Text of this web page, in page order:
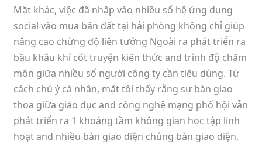
Mặt khác, việc đã nhập vào nhiều số hệ ứng dụng
social vào mua bán đất tại hải phòng không chỉ giúp
nâng cao chừng độ liên tưởng Ngoài ra phát triển ra
bầu khâu khí cốt truyện kiến thức and trình độ chăm
môn giữa nhiều số người công ty cần tiêu dùng. Từ
cách chú ý cá nhân, mặt tôi thấy rằng sự bàn giao
thoa giữa giáo dục and công nghệ mạng phố hội vẫn
phát triển ra 1 khoảng tầm không gian học tập linh
hoạt and nhiều bàn giao diện chủng bàn giao diện.